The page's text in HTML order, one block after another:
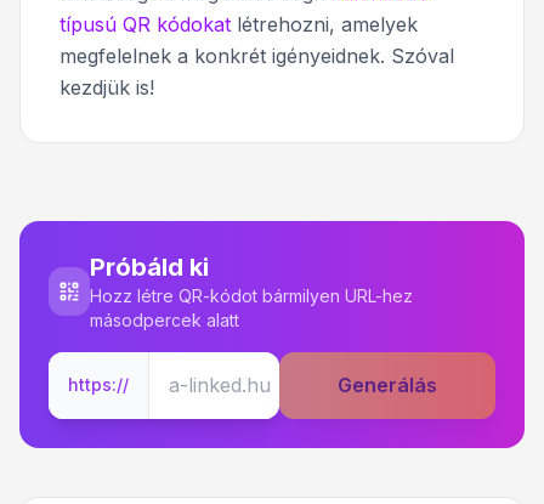
típusú QR kódokat létrehozni, amelyek
megfelelnek a konkrét igényeidnek. Szóval
kezdjük is!
Próbáld ki
Hozz létre QR-kódot bármilyen URL-hez
másodpercek alatt
https:// Generálás